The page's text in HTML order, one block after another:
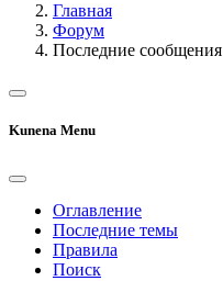
Главная
Форум
Последние сообщения
Kunena Menu
Оглавление
Последние темы
Правила
Поиск